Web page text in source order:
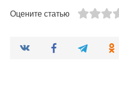
Оцените статью